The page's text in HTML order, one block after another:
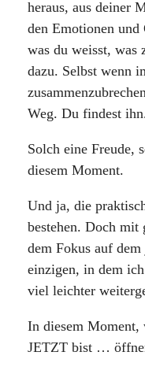
heraus, aus deiner
den Emotionen und
was du weisst, was
dazu. Selbst wenn
Weg. Du findest
Solch eine Freude,
diesem Moment.
Und ja, die
bestehen. Doch mit
dem Fokus auf
einzigen, in dem
viel leichter
In diesem Moment,
JETZT bist …